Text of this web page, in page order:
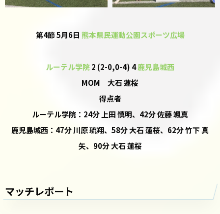
第4節 5月6日 熊本県民運動公園スポーツ広場
ルーテル学院2 (2-0,0-4) 4鹿児島城西
MOM 大石 蓮桜
得点者
ルーテル学院：24分 上田 慎明、42分 佐藤 颯真
鹿児島城西：47分 川原 琉翔、58分 大石 蓮桜、62分 竹下 真
矢、90分 大石 蓮桜
マッチレポート